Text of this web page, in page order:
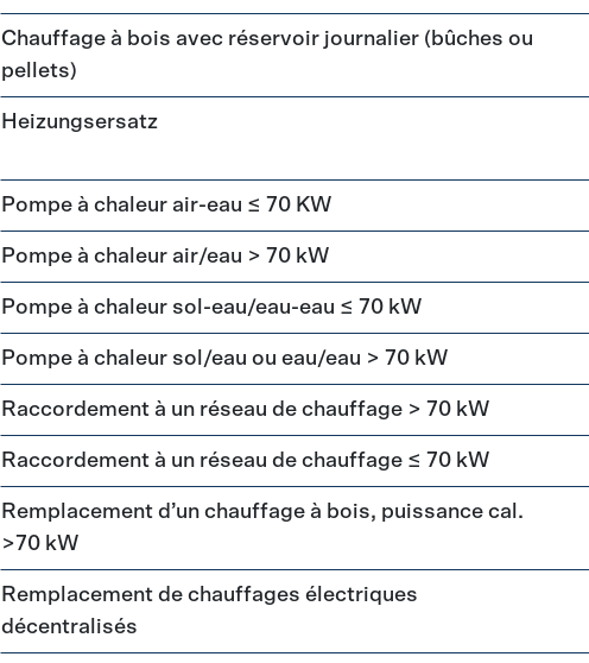
Chauffage à bois avec réservoir journalier (bûches ou
pellets)
Heizungsersatz
Pompe à chaleur air-eau ≤ 70 KW
Pompe à chaleur air/eau > 70 kW
Pompe à chaleur sol-eau/eau-eau ≤ 70 kW
Pompe à chaleur sol/eau ou eau/eau > 70 kW
Raccordement à un réseau de chauffage > 70 kW
Raccordement à un réseau de chauffage ≤ 70 kW
Remplacement d’un chauffage à bois, puissance cal.
>70 kW
Remplacement de chauffages électriques
décentralisés